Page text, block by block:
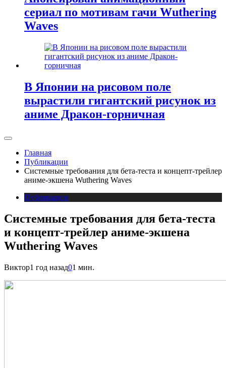
сериал по мотивам гачи Wuthering
Waves
В Японии на рисовом поле
вырастили гигантский рисунок из
аниме Дракон-горничная
Главная
Публикации
Системные требования для бета-теста и концепт-трейлер
аниме-экшена Wuthering Waves
Публикации
Системные требования для бета-теста
и концепт-трейлер аниме-экшена
Wuthering Waves
Виктор1 год назад01 мин.